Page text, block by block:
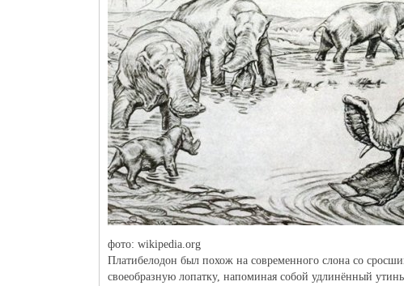
фото: wikipedia.org
Платибелодон был похож на современного слона со
своеобразную лопатку, напоминая собой удлинённый